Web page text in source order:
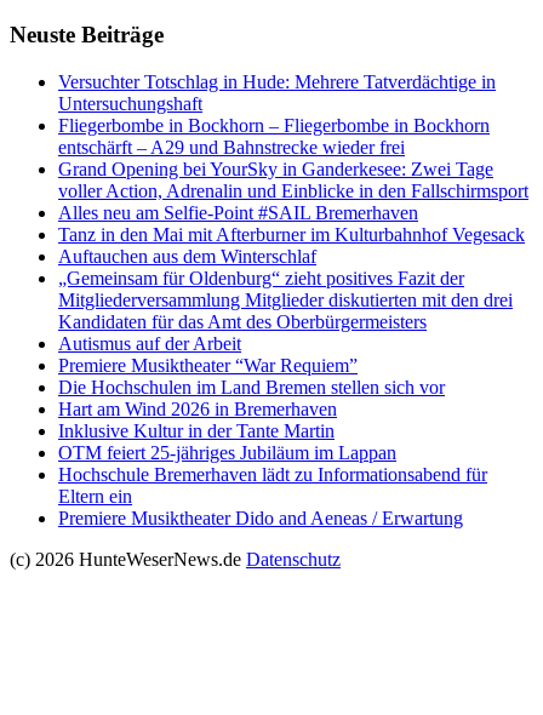
Neuste Beiträge
Versucht­er Totschlag in Hude: Mehrere Tatverdächtige in
Untersuchungshaft
Fliegerbombe in Bockhorn – Fliegerbombe in Bockhorn
entschärft – A29 und Bahnstrecke wieder frei
Grand Opening bei YourSky in Ganderkesee: Zwei Tage
voller Action, Adrenalin und Einblicke in den Fallschirmsport
Alles neu am Selfie-Point #SAIL Bremerhaven
Tanz in den Mai mit Afterburner im Kulturbahnhof Vegesack
Auftauchen aus dem Winterschlaf
„Gemeinsam für Oldenburg“ zieht positives Fazit der
Mitgliederversammlung Mitglieder diskutierten mit den drei
Kandidaten für das Amt des Oberbürgermeisters
Autismus auf der Arbeit
Premiere Musiktheater “War Requiem”
Die Hochschulen im Land Bremen stellen sich vor
Hart am Wind 2026 in Bremerhaven
Inklusive Kultur in der Tante Martin
OTM feiert 25-jähriges Jubiläum im Lappan
Hochschule Bremerhaven lädt zu Informationsabend für
Eltern ein
Premiere Musiktheater Dido and Aeneas / Erwartung
(c) 2026 HunteWeserNews.de Datenschutz